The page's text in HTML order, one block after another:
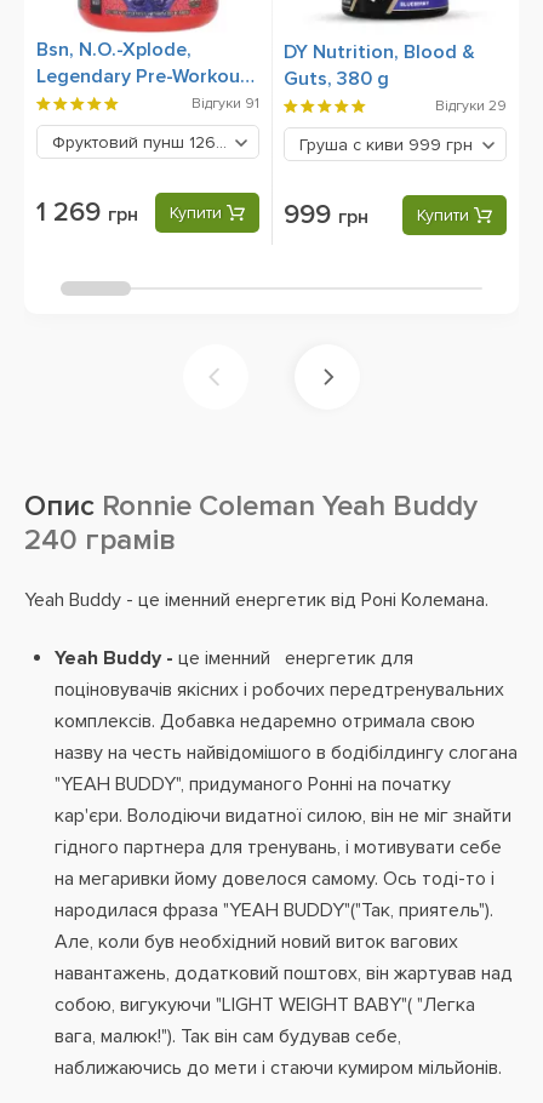
Bsn, N.O.-Xplode,
Legendary Pre-Workout,
555 g
Відгуки 91
Фруктовий пунш 1269 грн
1 269 грн Купити
DY Nutrition, Blood &
Guts, 380 g
Відгуки 29
Груша с киви 999 грн
999 грн Купити
Опис Ronnie Coleman Yeah Buddy
240 грамів
Yeah Buddy - це іменний енергетик від Роні Колемана.
Yeah Buddy - це іменний енергетик для
поціновувачів якісних і робочих передтренувальних
комплексів. Добавка недаремно отримала свою
назву на честь найвідомішого в бодібілдингу слогана
"YEAH BUDDY", придуманого Ронні на початку
кар'єри. Володіючи видатної силою, він не міг знайти
гідного партнера для тренувань, і мотивувати себе
на мегаривки йому довелося самому. Ось тоді-то і
народилася фраза "YEAH BUDDY"("Так, приятель").
Але, коли був необхідний новий виток вагових
навантажень, додатковий поштовх, він жартував над
собою, вигукуючи "LIGHT WEIGHT BABY"( "Легка
вага, малюк!"). Так він сам будував себе,
наближаючись до мети і стаючи кумиром мільйонів.